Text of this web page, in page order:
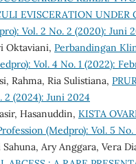
EVISCERATION UNDER
Vol. 2 No. 2 (2020): Juni
Oktaviani, Perbandingan
Vol. 4 No. 1 (2022):
Rahma, Ria Sulistiana,
2 (2024): Juni 2024
Hasanuddin, KISTA
(Medpro): Vol. 5
Ary Anggara, Vera